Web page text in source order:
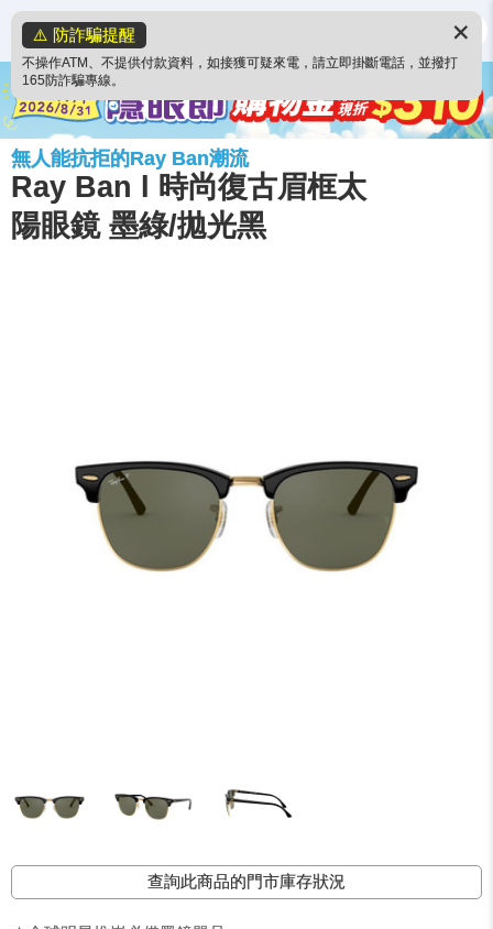
⚠️ 防詐騙提醒
不操作ATM、不提供付款資料，如接獲可疑來電，請立即掛斷電話，並撥打
165防詐騙專線。
✕
無人能抗拒的Ray Ban潮流
Ray Ban l 時尚復古眉框太
陽眼鏡 墨綠/拋光黑
查詢此商品的門市庫存狀況